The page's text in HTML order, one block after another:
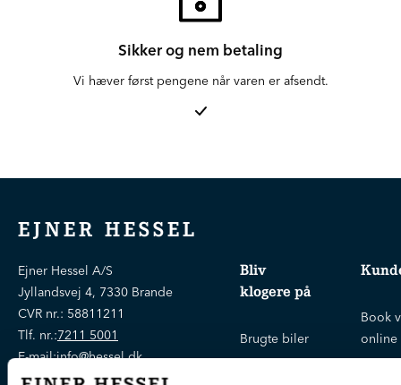
Sikker og nem betaling
Vi hæver først pengene når varen er afsendt.
EJNER HESSEL
Ejner Hessel A/S
Jyllandsvej 4, 7330 Brande
CVR nr.: 58811211
Tlf. nr.:7211 5001
E-mail:info@hessel.dk
Bliv
klogere på
Brugte biler
Book
online